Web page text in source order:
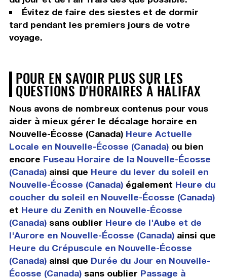
Évitez de faire des siestes et de dormir
tard pendant les premiers jours de votre
voyage.
POUR EN SAVOIR PLUS SUR LES
QUESTIONS D'HORAIRES À HALIFAX
Nous avons de nombreux contenus pour vous
aider à mieux gérer le décalage horaire en
Nouvelle-Écosse (Canada) Heure Actuelle
Locale en Nouvelle-Écosse (Canada)ou bien
encore Fuseau Horaire de la Nouvelle-Écosse
(Canada)ainsi que Heure du lever du soleil en
Nouvelle-Écosse (Canada)également Heure du
coucher du soleil en Nouvelle-Écosse (Canada)
et Heure du Zenith en Nouvelle-Écosse
(Canada)sans oublier Heure de l'Aube et de
l'Aurore en Nouvelle-Écosse (Canada)ainsi que
Heure du Crépuscule en Nouvelle-Écosse
(Canada)ainsi que Durée du Jour en Nouvelle-
Écosse (Canada)sans oublier Passage à